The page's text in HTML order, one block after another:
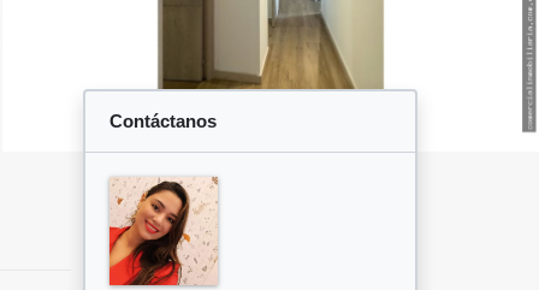
Contáctanos